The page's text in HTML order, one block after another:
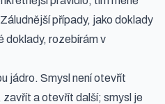
případy, jako doklady
doklady, rozebírám v
jádro. Smysl není otevřít
a otevřít další; smysl je